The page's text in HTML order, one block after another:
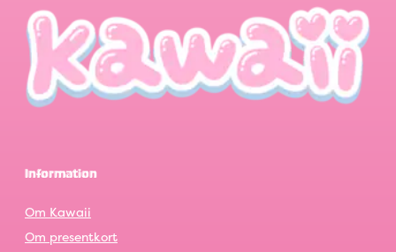
Information
Om Kawaii
Om presentkort